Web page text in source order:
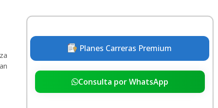
Planes Carreras Premium
Consulta por WhatsApp